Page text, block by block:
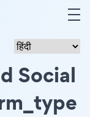
Social